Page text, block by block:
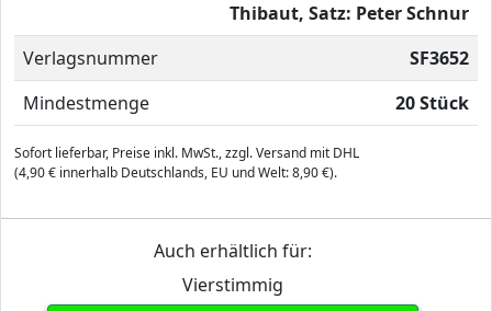
Thibaut, Satz: Peter Schnur
Verlagsnummer
SF3652
Mindestmenge
20 Stück
Sofort lieferbar, Preise inkl. MwSt., zzgl. Versand mit DHL
(4,90 € innerhalb Deutschlands, EU und Welt: 8,90 €).
Auch erhältlich für:
Vierstimmig